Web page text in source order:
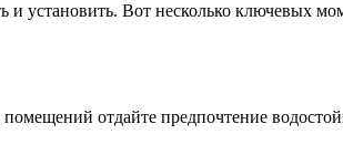
установить. Вот несколько ключевых
отдайте предпочтение